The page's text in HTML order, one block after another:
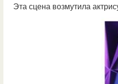
Эта сцена возмутила